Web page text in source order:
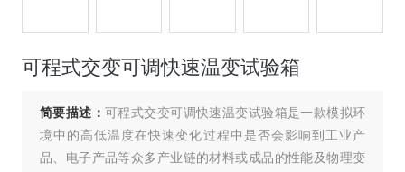
可程式交变可调快速温变试验箱
简要描述：可程式交变可调快速温变试验箱是一款模拟环
境中的高低温度在快速变化过程中是否会影响到工业产
品、电子产品等众多产业链的材料或成品的性能及物理变